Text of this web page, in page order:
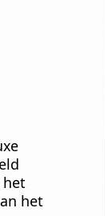
het